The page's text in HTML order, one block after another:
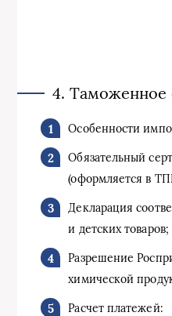
4.
Особенности
Обязательный
(оформляется в
Декларация
и детских товаров;
Разрешение
химической
Расчет платежей: